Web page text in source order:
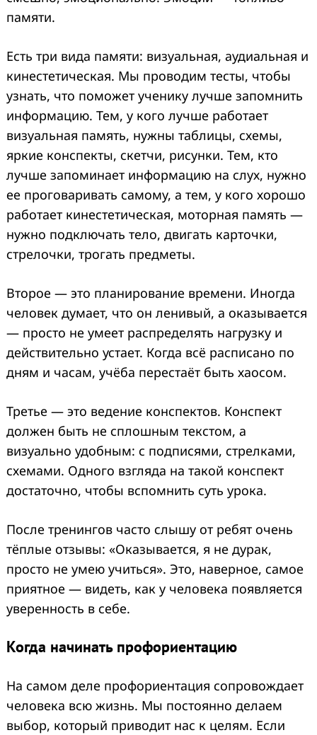
памяти.
Есть три вида памяти: визуальная, аудиальная и
кинестетическая. Мы проводим тесты, чтобы
узнать, что поможет ученику лучше запомнить
информацию. Тем, у кого лучше работает
визуальная память, нужны таблицы, схемы,
яркие конспекты, скетчи, рисунки. Тем, кто
лучше запоминает информацию на слух, нужно
ее проговаривать самому, а тем, у кого хорошо
работает кинестетическая, моторная память —
нужно подключать тело, двигать карточки,
стрелочки, трогать предметы.
Второе — это планирование времени. Иногда
человек думает, что он ленивый, а оказывается
— просто не умеет распределять нагрузку и
действительно устает. Когда всё расписано по
дням и часам, учёба перестаёт быть хаосом.
Третье — это ведение конспектов. Конспект
должен быть не сплошным текстом, а
визуально удобным: с подписями, стрелками,
схемами. Одного взгляда на такой конспект
достаточно, чтобы вспомнить суть урока.
После тренингов часто слышу от ребят очень
тёплые отзывы: «Оказывается, я не дурак,
просто не умею учиться». Это, наверное, самое
приятное — видеть, как у человека появляется
уверенность в себе.
Когда начинать профориентацию
На самом деле профориентация сопровождает
человека всю жизнь. Мы постоянно делаем
выбор, который приводит нас к целям. Если